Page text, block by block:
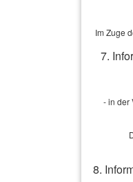
PLZ, Ort:
Telefon:
Anmerkungen
Im Zuge
7.
- in der
8.